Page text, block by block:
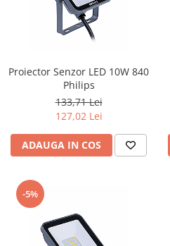
Proiector Senzor LED 10W 840
Philips
133,71 Lei
127,02 Lei
ADAUGA IN COS
-5%